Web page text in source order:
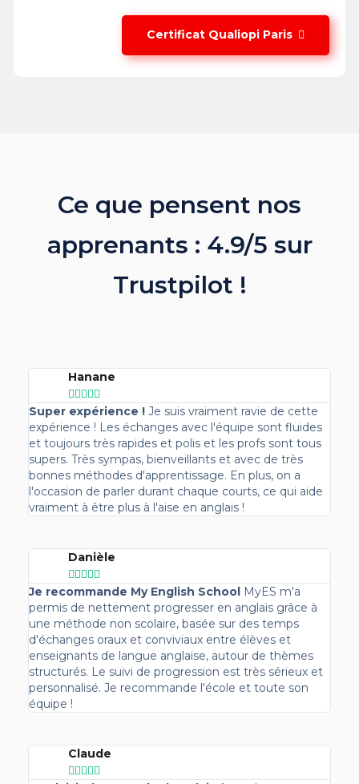
Certificat Qualiopi Paris
Ce que pensent nos
apprenants : 4.9/5 sur
Trustpilot !
Hanane
    
Super expérience !Je suis vraiment ravie de cette
expérience ! Les échanges avec l'équipe sont fluides
et toujours très rapides et polis et les profs sont tous
supers. Très sympas, bienveillants et avec de très
bonnes méthodes d'apprentissage. En plus, on a
l'occasion de parler durant chaque courts, ce qui aide
vraiment à être plus à l'aise en anglais !
Danièle
    
Je recommande My English School MyES m'a
permis de nettement progresser en anglais grâce à
une méthode non scolaire, basée sur des temps
d'échanges oraux et conviviaux entre élèves et
enseignants de langue anglaise, autour de thèmes
structurés. Le suivi de progression est très sérieux et
personnalisé. Je recommande l'école et toute son
équipe !
Claude
    